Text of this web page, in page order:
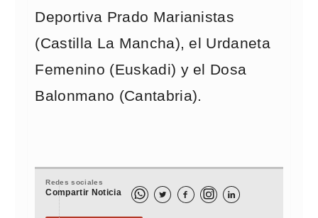
Deportiva Prado Marianistas
(Castilla La Mancha), el Urdaneta
Femenino (Euskadi) y el Dosa
Balonmano (Cantabria).
Redes sociales
Compartir Noticia   